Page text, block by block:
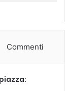
Commenti